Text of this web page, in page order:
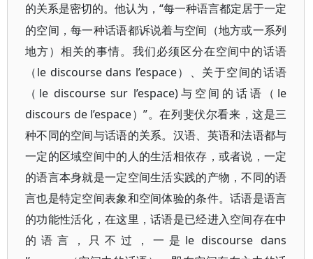
的关系是密切的。他认为，“每一种语言都定居于一定
的空间，每一种话语都诉说着与空间（地方或一系列
地方）相关的事情。我们必须区分在空间中的话语
（le discourse dans l’espace）、关于空间的话语
（le discourse sur l’espace)与空间的话语（le
discours de l’espace）”。在列斐伏尔看来，这是三
种不同的空间与话语的关系。汉语、英语和法语都与
一定的区域空间中的人的生活相依存，或者说，一定
的语言本身就是一定空间生活实践的产物，不同的语
言也是特定空间表象和空间体验的条件。话语是语言
的功能性活化，在这里，话语是已经进入空间存在中
的语言，只不过，一是le discourse dans